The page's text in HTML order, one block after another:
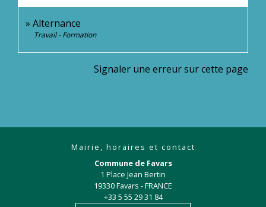
Alternance
Travail - Formation
Signaler une erreur sur cette page
Mairie, horaires et contact
Commune de Favars
1 Place Jean Bertin
19330 Favars - FRANCE
+33 5 55 29 31 84